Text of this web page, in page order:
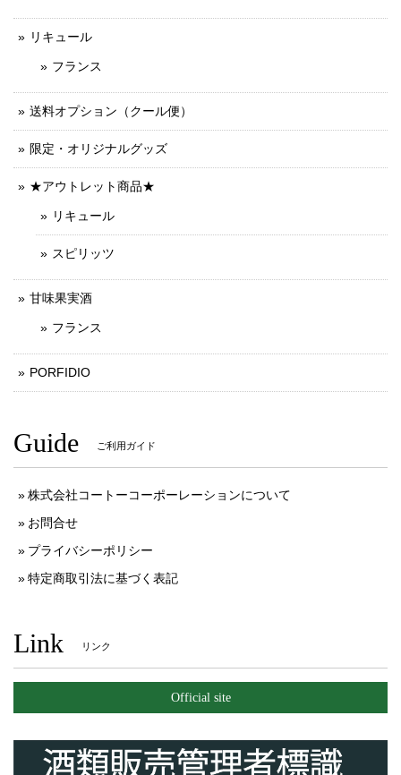
リキュール
フランス
送料オプション（クール便）
限定・オリジナルグッズ
★アウトレット商品★
リキュール
スピリッツ
甘味果実酒
フランス
PORFIDIO
Guide ご利用ガイド
株式会社コートーコーポーレーションについて
お問合せ
プライバシーポリシー
特定商取引法に基づく表記
Link リンク
Official site